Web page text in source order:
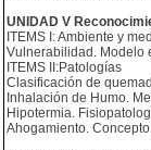
UNIDAD V
ITEMS I: Ambiente y
Vulnerabilidad. Modelo
ITEMS II:Patologías
Clasificación de
Inhalación de Humo.
Hipotermia.
Ahogamiento.